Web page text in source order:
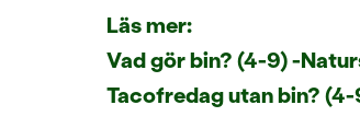
Läs mer:
Vad gör bin? (4-9) -
Tacofredag utan bin?